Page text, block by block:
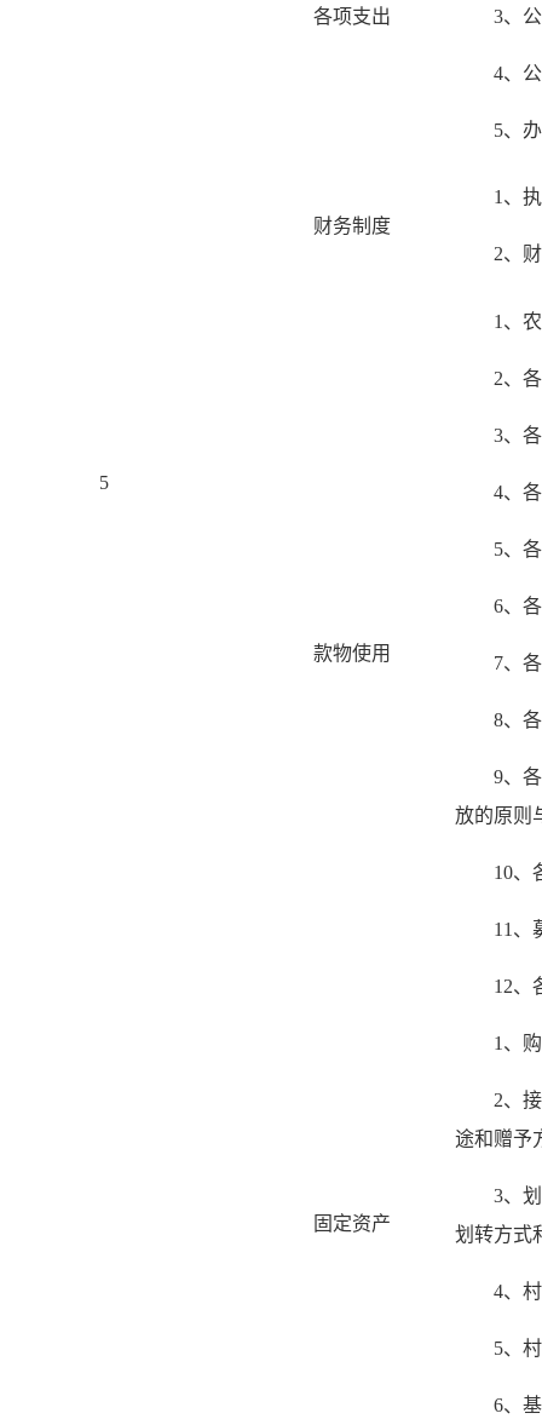
5
各项支出 3、
4、
5、
财务制度
1、
2、
款物使用
1、
2、
3、
4、
5、
6、
7、
8、
9、
放的原则
10、
11、
12、
固定资产
1、
2、
途和赠予
3、
划转方式
4、
5、
6、